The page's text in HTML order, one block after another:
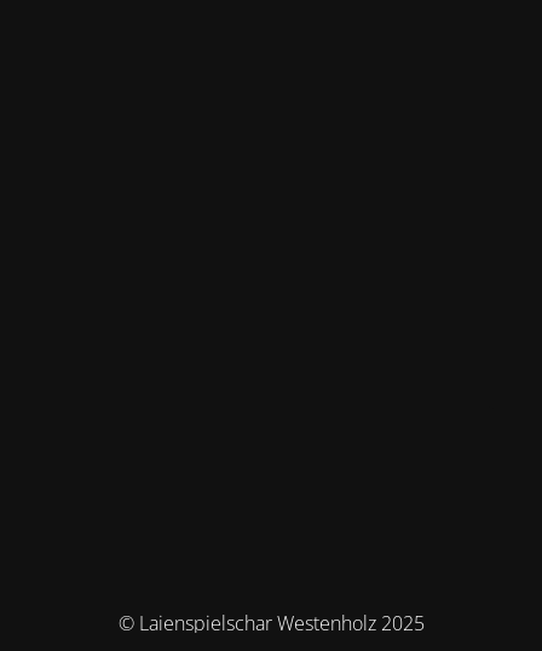
© Laienspielschar Westenholz 2025